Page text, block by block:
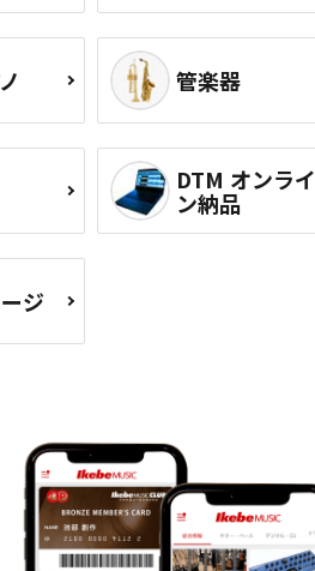
管楽器
DTM オンライ
ン納品
ジ